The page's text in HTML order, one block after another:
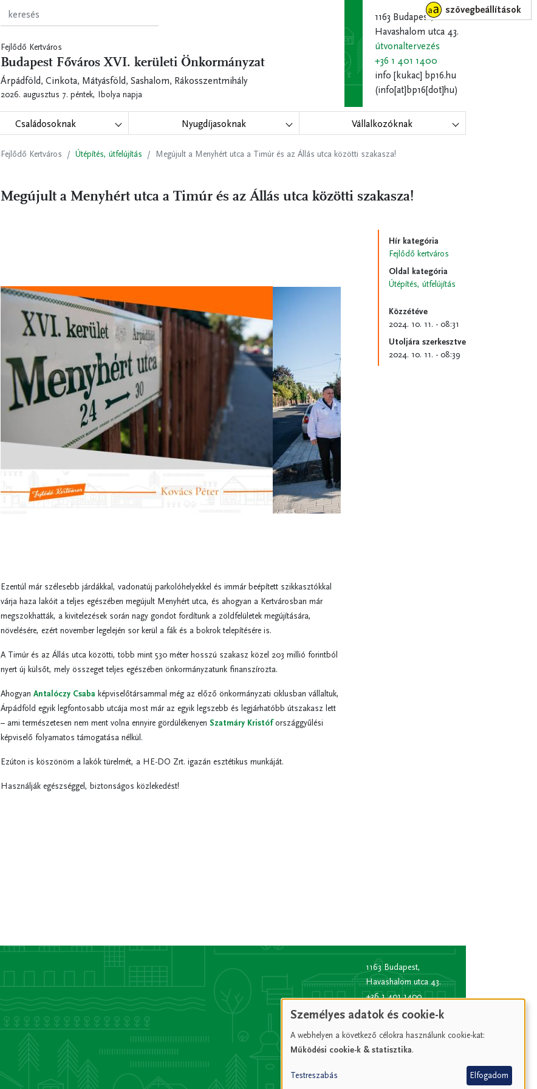
szövegbeállítások
Fejlődő Kertváros
Budapest Főváros XVI. kerületi Önkormányzat
Árpádföld, Cinkota, Mátyásföld, Sashalom, Rákosszentmihály
2026. augusztus 7. péntek, Ibolya napja
1163 Budapest,
Havashalom utca 43.
útvonaltervezés
+36 1 401 1400
info [kukac] bp16.hu
(info[at]bp16[dot]hu)
Családosoknak Nyugdíjasoknak
Vállalkozóknak
Fejlődő Kertváros Útépítés, útfelújítás Megújult a Menyhért utca a Timúr és az Állás utca közötti szakasza!
Megújult a Menyhért utca a Timúr és az Állás utca közötti szakasza!
Ezentúl már szélesebb járdákkal, vadonatúj parkolóhelyekkel és immár beépített szikkasztókkal
várja haza lakóit a teljes egészében megújult Menyhért utca, és ahogyan a Kertvárosban már
megszokhatták, a kivitelezések során nagy gondot fordítunk a zöldfelületek megújítására,
növelésére, ezért november legelején sor kerül a fák és a bokrok telepítésére is.
A Timúr és az Állás utca közötti, több mint 530 méter hosszú szakasz közel 203 millió forintból
nyert új külsőt, mely összeget teljes egészében önkormányzatunk finanszírozta.
Ahogyan Antalóczy Csaba képviselőtársammal még az előző önkormányzati ciklusban vállaltuk,
Árpádföld egyik legfontosabb utcája most már az egyik legszebb és legjárhatóbb útszakasz lett
– ami természetesen nem ment volna ennyire gördülékenyen Szatmáry Kristófországgyűlési
képviselő folyamatos támogatása nélkül.
Ezúton is köszönöm a lakók türelmét, a HE-DO Zrt. igazán esztétikus munkáját.
Használják egészséggel, biztonságos közlekedést!
Hír kategória
Fejlődő kertváros
Oldal kategória
Útépítés, útfelújítás
Közzétéve
2024. 10. 11. - 08:31
Utoljára szerkesztve
2024. 10. 11. - 08:39
1163 Budapest,
Havashalom utca 43.
+36 1 401 1400
info[kukac]bp16.hu
Hivatali kapu rövid
név:XVIPOLG
Személyes adatok és cookie-k
A webhelyen a következő célokra használunk cookie-kat:
Működési cookie-k & statisztika.
Testreszabás Elfogadom